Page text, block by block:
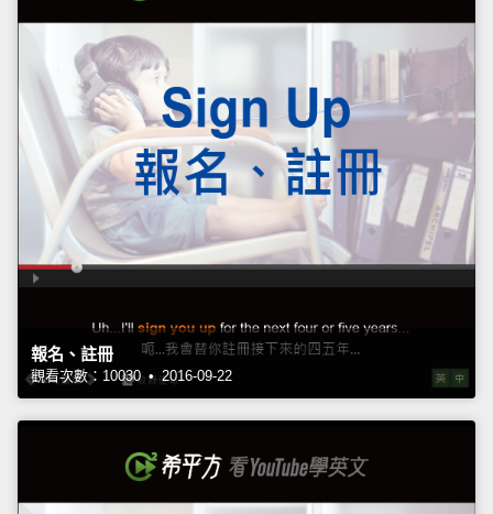
報名、註冊
觀看次數：10030 • 2016-09-22